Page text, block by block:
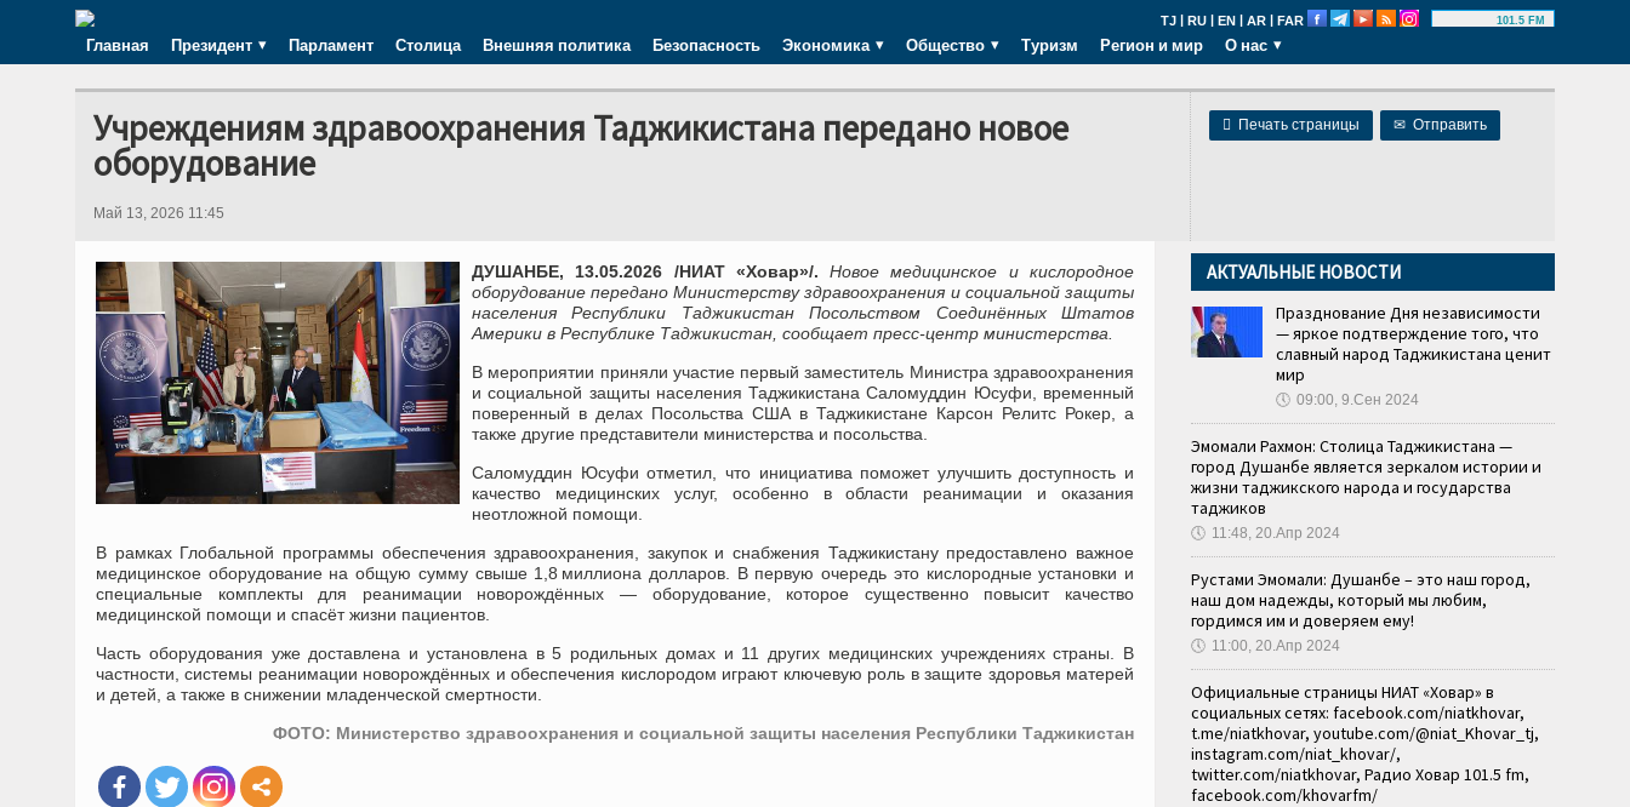
TJ | RU | EN | AR | FAR 101.5 FM
Главная Президент Парламент Столица Внешняя политика Безопасность Экономика Общество Туризм Регион и мир О нас
 Печать страницы ✉ Отправить
Учреждениям здравоохранения Таджикистана передано новое
оборудование
Май 13, 2026 11:45
ДУШАНБЕ, 13.05.2026 /НИАТ «Ховар»/.
Новое медицинское и кислородное
оборудование передано Министерству здравоохранения и социальной защиты
населения Республики Таджикистан Посольством Соединённых Штатов
Америки в Республике Таджикистан, сообщает пресс-центр министерства.
В мероприятии приняли участие первый заместитель Министра здравоохранения
и социальной защиты населения Таджикистана Саломуддин Юсуфи, временный
поверенный в делах Посольства США в Таджикистане Карсон Релитс Рокер, а
также другие представители министерства и посольства.
Саломуддин Юсуфи отметил, что инициатива поможет улучшить доступность и
качество медицинских услуг, особенно в области реанимации и оказания
неотложной помощи.
В рамках Глобальной программы обеспечения здравоохранения, закупок и снабжения Таджикистану предоставлено важное
медицинское оборудование на общую сумму свыше 1,8 миллиона долларов. В первую очередь это кислородные установки и
специальные комплекты для реанимации новорождённых — оборудование, которое существенно повысит качество
медицинской помощи и спасёт жизни пациентов.
Часть оборудования уже доставлена и установлена в 5 родильных домах и 11 других медицинских учреждениях страны. В
частности, системы реанимации новорождённых и обеспечения кислородом играют ключевую роль в защите здоровья матерей
и детей, а также в снижении младенческой смертности.
ФОТО: Министерство здравоохранения и социальной защиты населения Республики Таджикистан
АКТУАЛЬНЫЕ НОВОСТИ
Празднование Дня независимости
— яркое подтверждение того, что
славный народ Таджикистана ценит
мир
🕔 09:00, 9.Сен 2024
Эмомали Рахмон: Столица Таджикистана —
город Душанбе является зеркалом истории и
жизни таджикского народа и государства
таджиков
🕔 11:48, 20.Апр 2024
Рустами Эмомали: Душанбе – это наш город,
наш дом надежды, который мы любим,
гордимся им и доверяем ему!
🕔 11:00, 20.Апр 2024
Официальные страницы НИАТ «Ховар» в
социальных сетях: facebook.com/niatkhovar,
t.me/niatkhovar, youtube.com/@niat_Khovar_tj,
instagram.com/niat_khovar/,
twitter.com/niatkhovar, Радио Ховар 101.5 fm,
facebook.com/khovarfm/